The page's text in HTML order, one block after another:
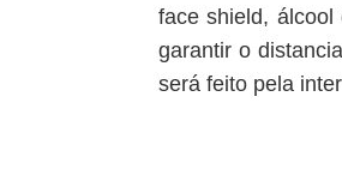
face shield,
garantir o
será feito pela